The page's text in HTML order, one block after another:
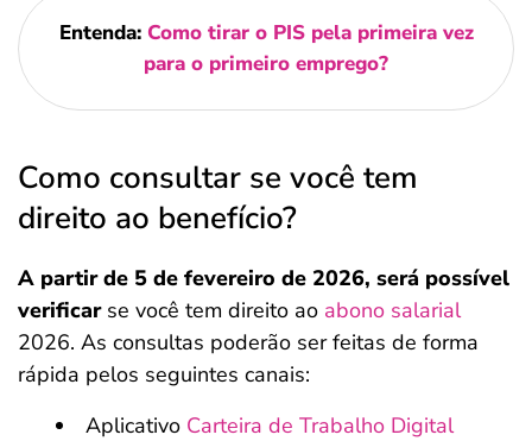
Entenda: Como tirar o PIS pela primeira vez
para o primeiro emprego?
Como consultar se você tem
direito ao benefício?
A partir de 5 de fevereiro de 2026, será possível
verificarse você tem direito ao abono salarial
2026. As consultas poderão ser feitas de forma
rápida pelos seguintes canais:
Aplicativo Carteira de Trabalho Digital